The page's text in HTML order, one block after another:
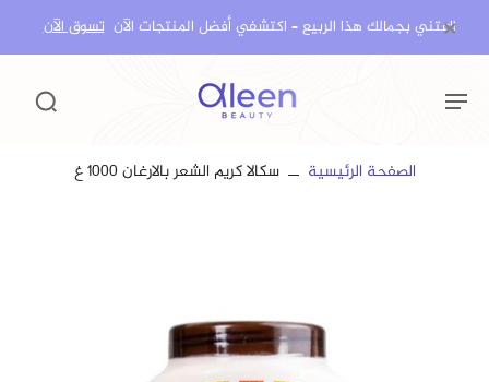
اعتني بجمالك هذا الربيع – اكتشفي أفضل المنتجات الآن! تسوق الآن
الصفحة الرئيسية سكالا كريم الشعر بالارغان ١٠٠٠ غ
×